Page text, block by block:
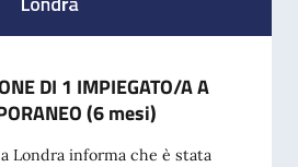
DI 1 IMPIEGATO/A A
(6 mesi)
a Londra informa che è stata